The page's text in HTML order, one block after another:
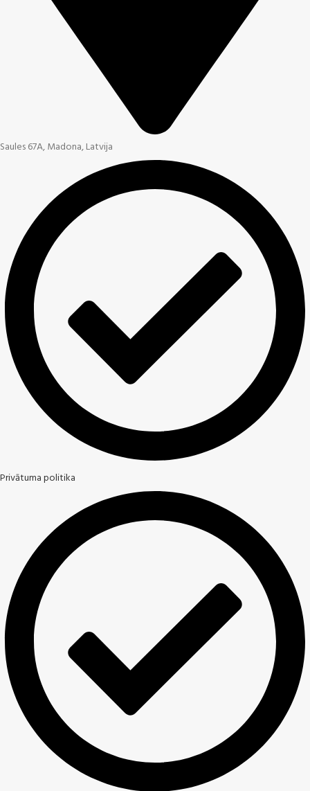
Saules 67A, Madona, Latvija
Privātuma politika